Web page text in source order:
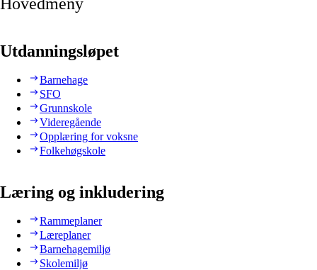
Utdanningsløpet
Barnehage
SFO
Grunnskole
Videregående
Opplæring for voksne
Folkehøgskole
Læring og inkludering
Rammeplaner
Læreplaner
Barnehagemiljø
Skolemiljø